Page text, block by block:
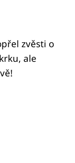
zvěsti o
ale